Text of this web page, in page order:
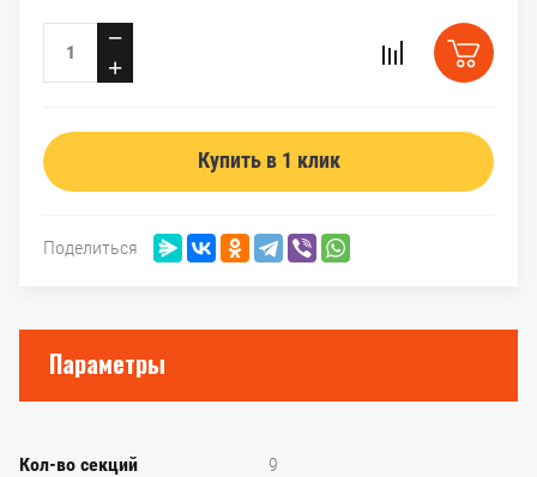
−
+
Купить в 1 клик
Поделиться
Параметры
Кол-во секций 9